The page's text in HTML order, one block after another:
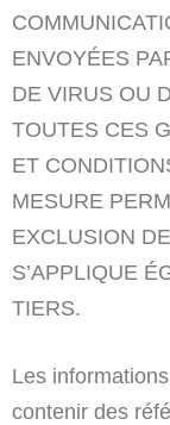
ENVOYÉES
DE VIRUS OU
TOUTES CES
ET
MESURE
EXCLUSION
S’APPLIQUE
TIERS.
Les
contenir des